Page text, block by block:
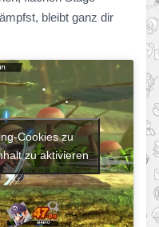
bleibt ganz dir
Cookies zu
zu aktivieren